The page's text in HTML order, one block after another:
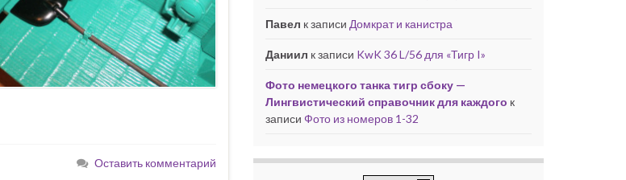
Оставить комментарий
Павел к записи Домкрат и канистра
Даниил к записи KwK 36 L/56 для «Тигр I»
Фото немецкого танка тигр сбоку —
Лингвистический справочник для каждого к
записи Фото из номеров 1-32